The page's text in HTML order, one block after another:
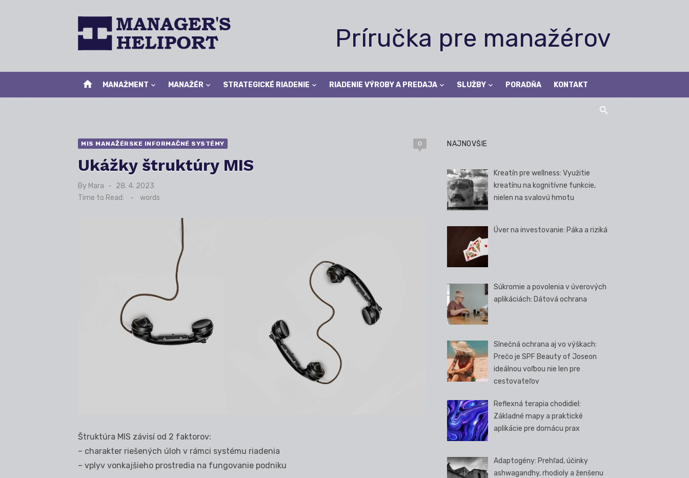
Príručka pre manažérov
home MANAŽMENT MANAŽÉR STRATEGICKÉ RIADENIE RIADENIE VÝROBY A PREDAJA SLUŽBY PORADŇA KONTAKT
MIS MANAŽÉRSKE INFORMAČNÉ SYSTÉMY 0
Ukážky štruktúry MIS
By Mara
Posted
on
28. 4. 2023
Time to Read:
- words
Štruktúra MIS závisí od 2 faktorov:
– charakter riešených úloh v rámci systému riadenia
– vplyv vonkajšieho prostredia na fungovanie podniku
NAJNOVŠIE
Kreatín pre wellness: Využitie
kreatínu na kognitívne funkcie,
nielen na svalovú hmotu
Úver na investovanie: Páka a riziká
Súkromie a povolenia v úverových
aplikáciách: Dátová ochrana
Slnečná ochrana aj vo výškach:
Prečo je SPF Beauty of Joseon
ideálnou voľbou nie len pre
cestovateľov
Reflexná terapia chodidiel:
Základné mapy a praktické
aplikácie pre domácu prax
Adaptogény: Prehľad, účinky
ashwagandhy, rhodioly a ženšenu